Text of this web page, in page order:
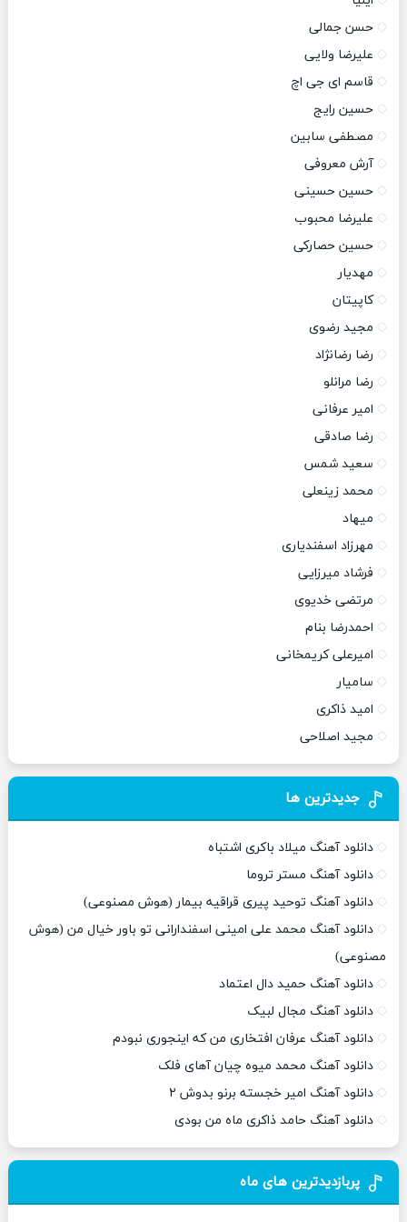
حسن جمالی
علیرضا ولایی
قاسم ای جی اچ
حسین رایج
مصطفی سابین
آرش معروفی
حسین حسینی
علیرضا محبوب
حسین حصارکی
مهدیار
کاپیتان
مجید رضوی
رضا رضانژاد
رضا مرانلو
امیر عرفانی
رضا صادقی
سعید شمس
محمد زینعلی
میهاد
مهرزاد اسفندیاری
فرشاد میرزایی
مرتضی خدیوی
احمدرضا بنام
امیرعلی کریمخانی
سامیار
امید ذاکری
مجید اصلاحی
جدیدترین ها
دانلود آهنگ میلاد باکری اشتباه
دانلود آهنگ مستر تروما
دانلود آهنگ توحید پیری قراقیه بیمار (هوش مصنوعی)
دانلود آهنگ محمد علی امینی اسفندارانی تو باور خیال من (هوش
مصنوعی)
دانلود آهنگ حمید دال اعتماد
دانلود آهنگ مجال لبیک
دانلود آهنگ عرفان افتخاری من که اینجوری نبودم
دانلود آهنگ محمد میوه چیان آهای فلک
دانلود آهنگ امیر خجسته برنو بدوش ۲
دانلود آهنگ حامد ذاکری ماه من بودی
پربازدیدترین های ماه